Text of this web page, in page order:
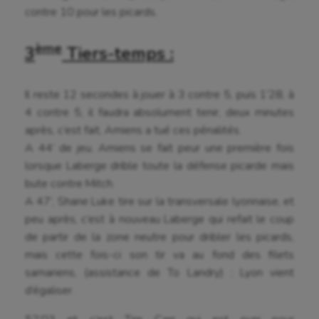
Gymnastique rythmique
Handisport
Hippisme
Kayak-polo
Korfbal
Longue paume
Moto
contre 10 pour les picards.
3ème Tiers-temps :
Il reste 12 secondes à jouer à 3 contre 5, puis 1’28, à
4 contre 5, il faudra absolument tenir, deux minutes
après, c’est fait, Amiens a tué ces pénalités.
A 44’ de jeu, Amiens se fait peur une première fois
lorsque Laberge drible toute la défense picarde mais
bute contre Mitch.
A 47’, Shane Luke tire sur la transversale lyonnaise, et
peu après, c’est à nouveau Laberge qui refait le coup
de partir de la zone neutre pour dribler les picards,
mais cette fois-ci son tir va au fond des filets
samariens, (assistance de To Landry) ; Lyon vient
d’égaliser.